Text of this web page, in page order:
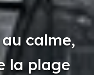
calme,
la plage